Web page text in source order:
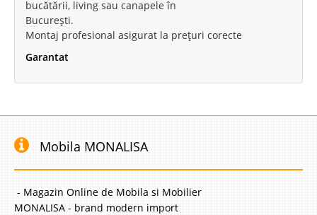
bucătării, living sau canapele în
București.
Montaj profesional asigurat la prețuri corecte
Garantat
Mobila MONALISA
- Magazin Online de Mobila si Mobilier
MONALISA - brand modern import